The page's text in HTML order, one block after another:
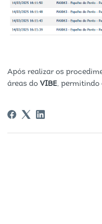
Após realizar os
áreas do VIBE, permitindo